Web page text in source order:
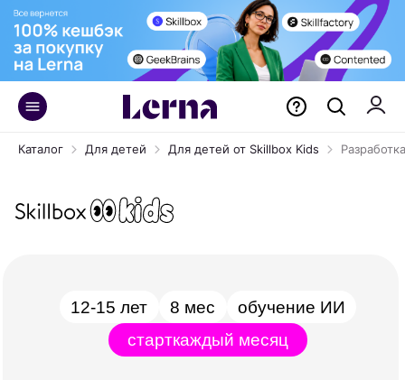
Каталог Для детей Для детей от Skillbox Kids
Разработка игр
на Unity